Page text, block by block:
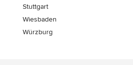
Stuttgart
Wiesbaden
Würzburg